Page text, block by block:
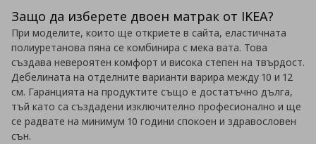
Защо да изберете двоен матрак от IKEA?
При моделите, които ще откриете в сайта, еластичната
полиуретанова пяна се комбинира с мека вата. Това
създава невероятен комфорт и висока степен на твърдост.
Дебелината на отделните варианти варира между 10 и 12
см. Гаранцията на продуктите също е достатъчно дълга,
тъй като са създадени изключително професионално и ще
се радвате на минимум 10 години спокоен и здравословен
сън.